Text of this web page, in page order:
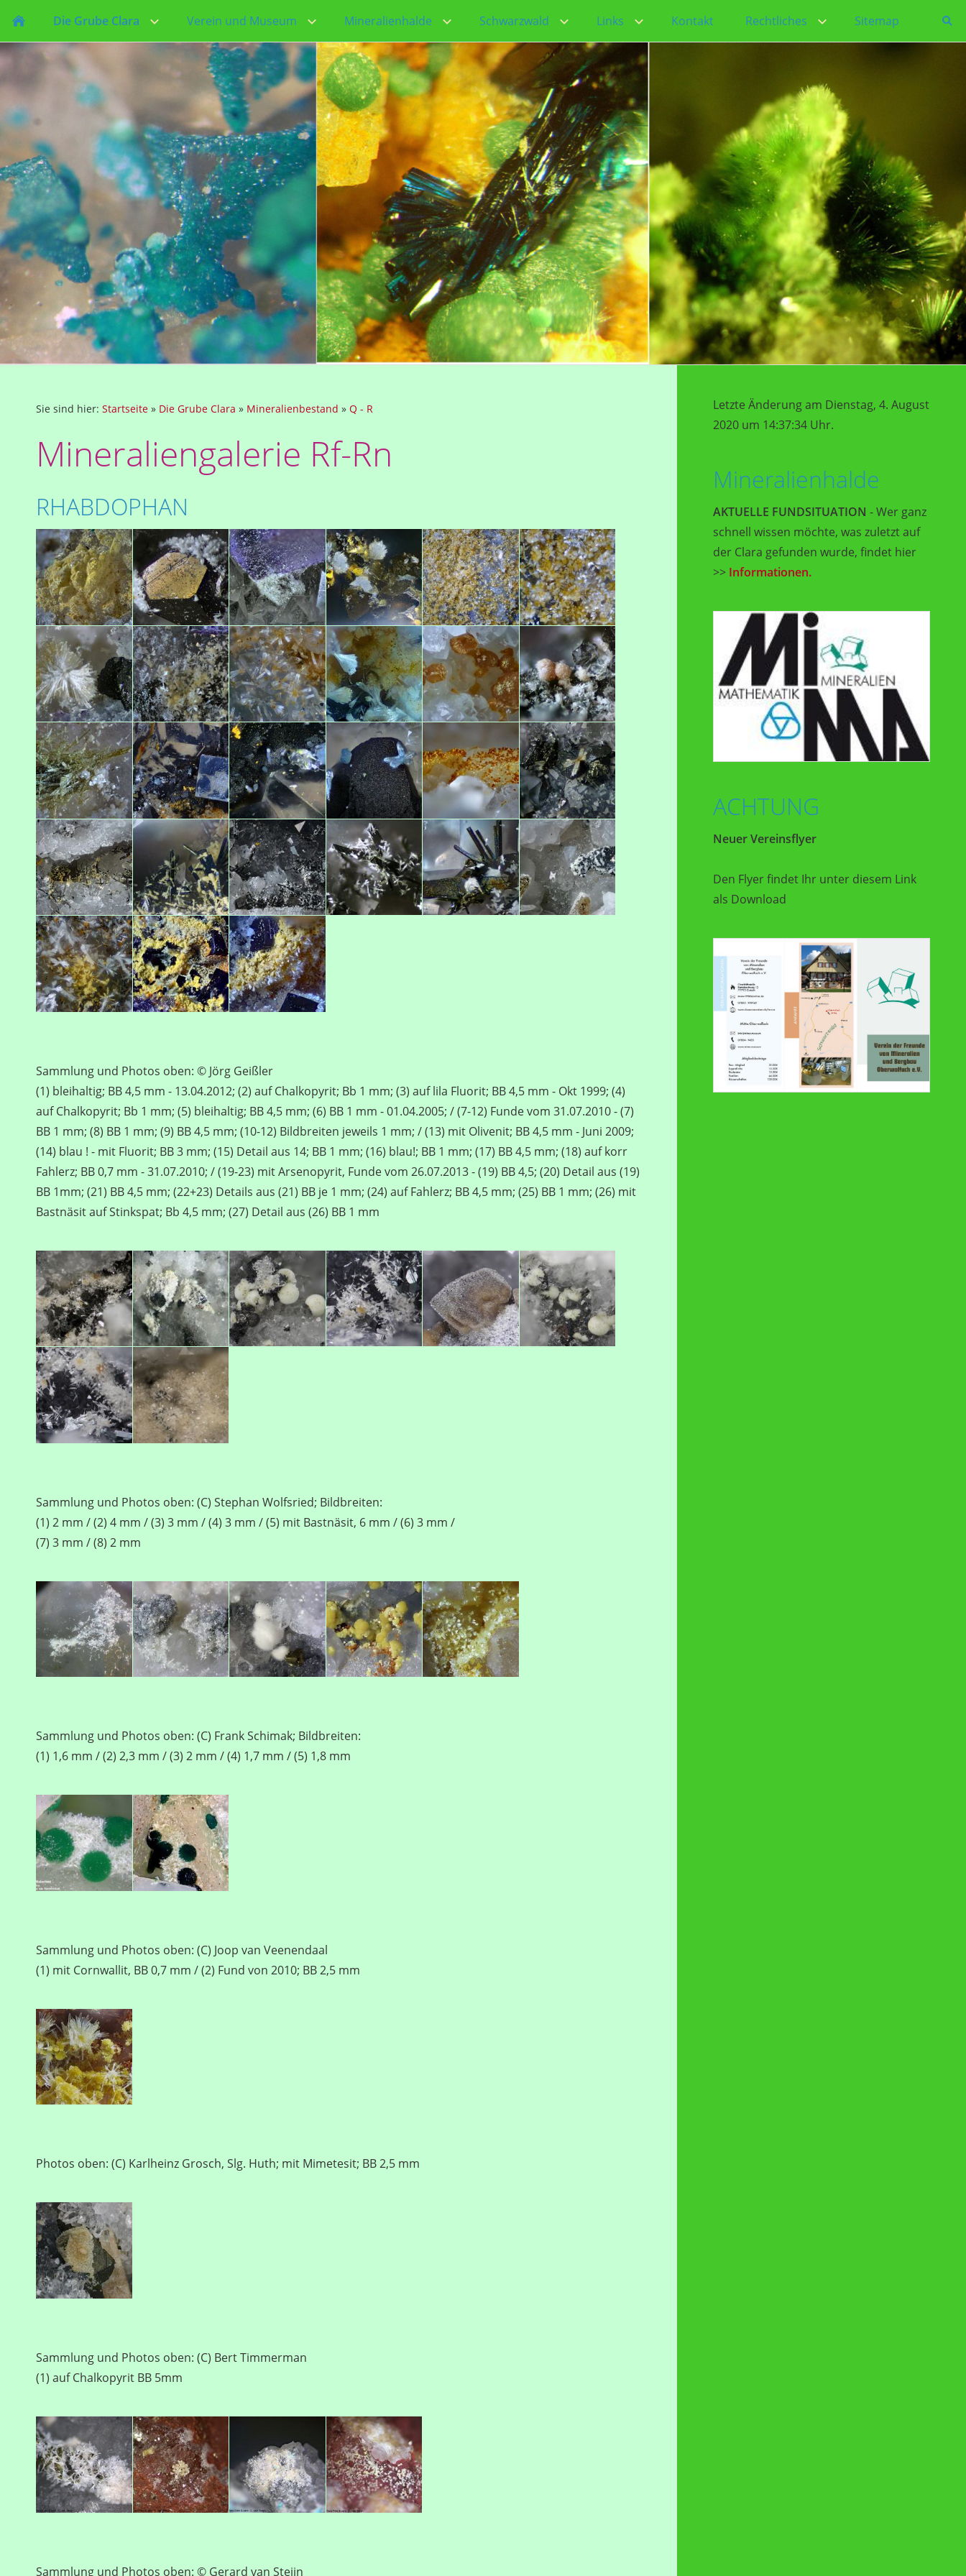
Die Grube Clara Verein und Museum Mineralienhalde Schwarzwald Links Kontakt Rechtliches Sitemap
Sie sind hier: Startseite » Die Grube Clara » Mineralienbestand » Q - R
Mineraliengalerie Rf-Rn
RHABDOPHAN
Sammlung und Photos oben: © Jörg Geißler
(1) bleihaltig; BB 4,5 mm - 13.04.2012; (2) auf Chalkopyrit; Bb 1 mm; (3) auf lila Fluorit; BB 4,5 mm - Okt 1999; (4)
auf Chalkopyrit; Bb 1 mm; (5) bleihaltig; BB 4,5 mm; (6) BB 1 mm - 01.04.2005; / (7-12) Funde vom 31.07.2010 - (7)
BB 1 mm; (8) BB 1 mm; (9) BB 4,5 mm; (10-12) Bildbreiten jeweils 1 mm; / (13) mit Olivenit; BB 4,5 mm - Juni 2009;
(14) blau ! - mit Fluorit; BB 3 mm; (15) Detail aus 14; BB 1 mm; (16) blau!; BB 1 mm; (17) BB 4,5 mm; (18) auf korr
Fahlerz; BB 0,7 mm - 31.07.2010; / (19-23) mit Arsenopyrit, Funde vom 26.07.2013 - (19) BB 4,5; (20) Detail aus (19)
BB 1mm; (21) BB 4,5 mm; (22+23) Details aus (21) BB je 1 mm; (24) auf Fahlerz; BB 4,5 mm; (25) BB 1 mm; (26) mit
Bastnäsit auf Stinkspat; Bb 4,5 mm; (27) Detail aus (26) BB 1 mm
Sammlung und Photos oben: (C) Stephan Wolfsried; Bildbreiten:
(1) 2 mm / (2) 4 mm / (3) 3 mm / (4) 3 mm / (5) mit Bastnäsit, 6 mm / (6) 3 mm /
(7) 3 mm / (8) 2 mm
Sammlung und Photos oben: (C) Frank Schimak; Bildbreiten:
(1) 1,6 mm / (2) 2,3 mm / (3) 2 mm / (4) 1,7 mm / (5) 1,8 mm
Sammlung und Photos oben: (C) Joop van Veenendaal
(1) mit Cornwallit, BB 0,7 mm / (2) Fund von 2010; BB 2,5 mm
Photos oben: (C) Karlheinz Grosch, Slg. Huth; mit Mimetesit; BB 2,5 mm
Sammlung und Photos oben: (C) Bert Timmerman
(1) auf Chalkopyrit BB 5mm
Sammlung und Photos oben: © Gerard van Steijn
Letzte Änderung am Dienstag, 4. August
2020 um 14:37:34 Uhr.
Mineralienhalde
AKTUELLE FUNDSITUATION - Wer ganz
schnell wissen möchte, was zuletzt auf
der Clara gefunden wurde, findet hier
>> Informationen.
ACHTUNG
Neuer Vereinsflyer
Den Flyer findet Ihr unter diesem Link
als Download